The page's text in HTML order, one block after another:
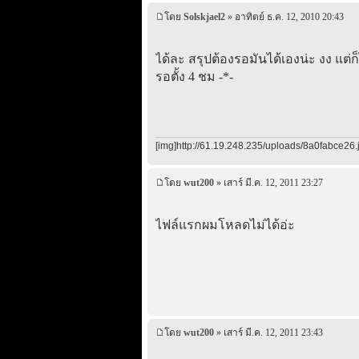
โดย Solskjael2» อาทิตย์ ธ.ค. 12, 2010 20:43
ได้ละ สรุปต้องรอมันได้เองน่ะ งง แต่
รอตั้ง 4 ชม -*-
[img]http://61.19.248.235/uploads/
โดย wut200» เสาร์ มี.ค. 12, 2011 23:27
ไฟล์แรกผมโหลดไม่ได้อ่ะ
โดย wut200» เสาร์ มี.ค. 12, 2011 23:43